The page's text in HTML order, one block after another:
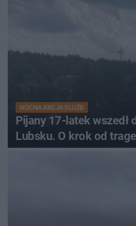
NOCNA AKCJA SŁUŻB
Pijany 17-latek wszedł
Lubsku. O krok od